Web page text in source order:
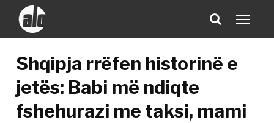
Shqipja rrëfen historinë e
jetës: Babi më ndiqte
fshehurazi me taksi, mami